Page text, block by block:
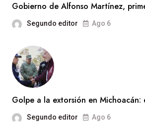
Gobierno de Alfonso Martínez,
Segundo editor Ago 6
Golpe a la extorsión en Michoacán:
Segundo editor Ago 6